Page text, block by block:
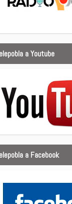
a Youtube
a Facebook